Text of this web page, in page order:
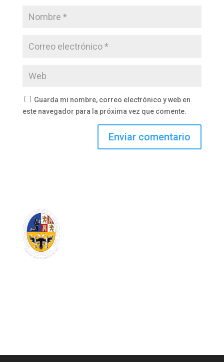
Guarda mi nombre, correo electrónico y web en
este navegador para la próxima vez que comente.